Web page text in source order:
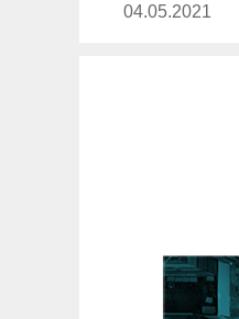
Publicado
04.05.2021